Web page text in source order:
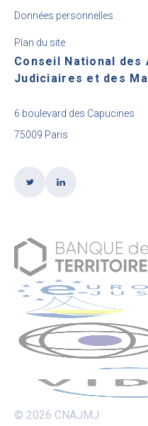
Données personnelles
Plan du site
Conseil National
Judiciaires et des
6 boulevard des Capucines
75009 Paris
© 2026 CNAJMJ